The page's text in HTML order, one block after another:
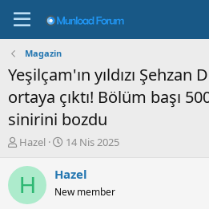
Magazin
Yeşilçam'ın yıldızı Şehzan
ortaya çıktı! Bölüm başı
sinirini bozdu
K
n
b
u
Hazel
B
ş
a
14 Nis 2025
H Hazel
New member